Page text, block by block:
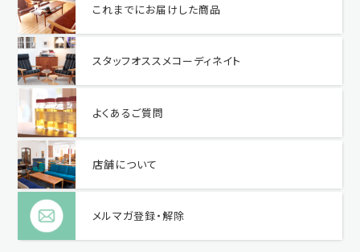
これまでにお届けした商品
スタッフオススメコーディネイト
よくあるご質問
店舗について
メルマガ登録・解除